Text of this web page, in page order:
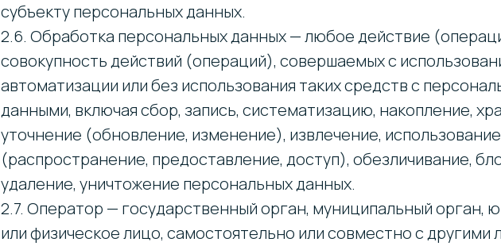
субъекту персональных данных.
2.6. Обработка персональных данных — любое действие
совокупность действий (операций), совершаемых с
автоматизации или без использования таких средств с
данными, включая сбор, запись, систематизацию, накопление,
уточнение (обновление, изменение), извлечение,
(распространение, предоставление, доступ), обезличивание,
удаление, уничтожение персональных данных.
2.7. Оператор — государственный орган, муниципальный орган,
или физическое лицо, самостоятельно или совместно с другими